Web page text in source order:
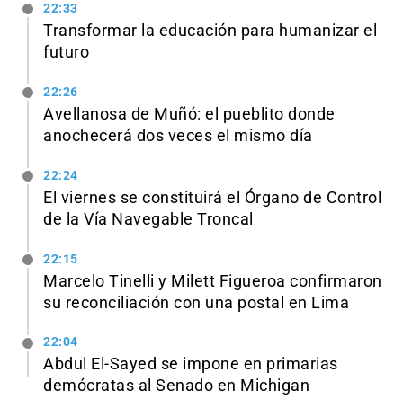
22:33
Transformar la educación para humanizar el
futuro
22:26
Avellanosa de Muñó: el pueblito donde
anochecerá dos veces el mismo día
22:24
El viernes se constituirá el Órgano de Control
de la Vía Navegable Troncal
22:15
Marcelo Tinelli y Milett Figueroa confirmaron
su reconciliación con una postal en Lima
22:04
Abdul El-Sayed se impone en primarias
demócratas al Senado en Michigan